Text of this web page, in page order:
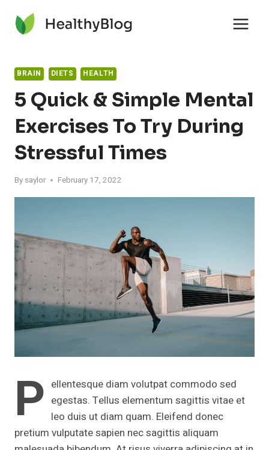
content
BRAIN DIETS HEALTH
5 Quick & Simple Mental
Exercises To Try During
Stressful Times
By saylor February 17, 2022
P ellentesque diam volutpat commodo sed
egestas. Tellus elementum sagittis vitae et
leo duis ut diam quam. Eleifend donec
pretium vulputate sapien nec sagittis aliquam